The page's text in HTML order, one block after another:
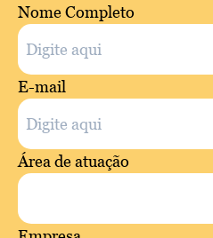
Nome Completo
E-mail
Área de atuação